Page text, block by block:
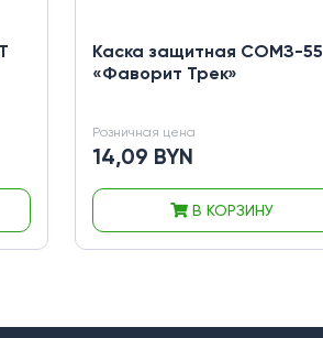
Каска защитная СОМЗ-55
«Фаворит Трек»
Розничная цена
14,09 BYN
В КОРЗИНУ